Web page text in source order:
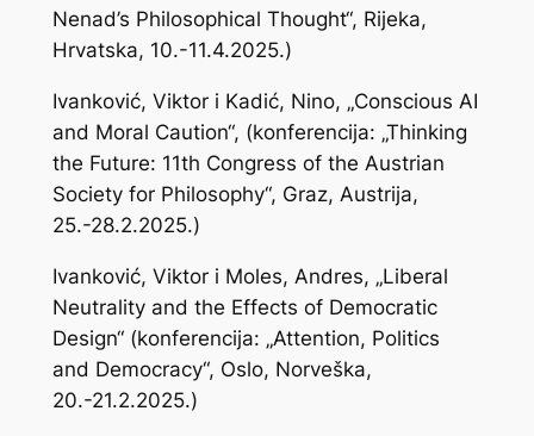
Nenad’s Philosophical Thought“, Rijeka,
Hrvatska, 10.-11.4.2025.)
Ivanković, Viktor i Kadić, Nino, „Conscious AI
and Moral Caution“, (konferencija: „Thinking
the Future: 11th Congress of the Austrian
Society for Philosophy“, Graz, Austrija,
25.-28.2.2025.)
Ivanković, Viktor i Moles, Andres, „Liberal
Neutrality and the Effects of Democratic
Design“ (konferencija: „Attention, Politics
and Democracy“, Oslo, Norveška,
20.-21.2.2025.)